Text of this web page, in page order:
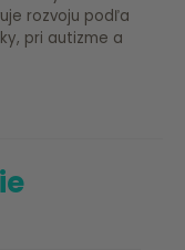
rozvoju podľa
pri autizme a